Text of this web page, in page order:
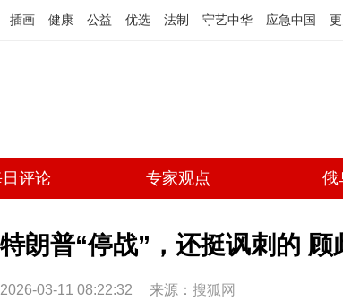
插画 健康 公益 优选 法制 守艺中华 应急中国
评论 专家观点 俄
特朗普“停战”，还挺讽刺的
2026-03-11 08:22:32 来源： 搜狐网